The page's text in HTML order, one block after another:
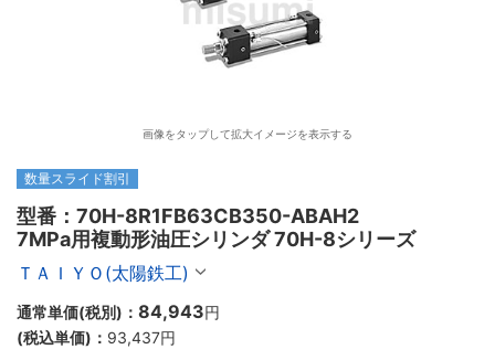
画像をタップして拡大イメージを表示する
数量スライド割引
型番：70H-8R1FB63CB350-ABAH2
7MPa用複動形油圧シリンダ 70H-8シリーズ
ＴＡＩＹＯ(太陽鉄工)
通常単価(税別)： 84,943円
(税込単価)： 93,437円